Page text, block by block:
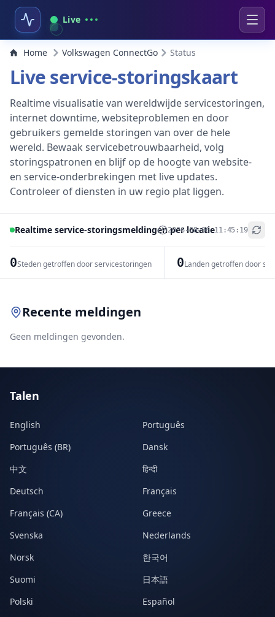
Live
Home Volkswagen ConnectGo Status
Live service-storingskaart
Realtime visualisatie van wereldwijde servicestoringen,
internet downtime, websiteproblemen en door
gebruikers gemelde storingen van over de hele
wereld. Bewaak servicebetrouwbaarheid, volg
storingspatronen en blijf op de hoogte van website-
en service-onderbrekingen met live updates.
Controleer of diensten in uw regio plat liggen.
Realtime service-storingsmeldingen per locatie
2026-08-06 11:45:19
0Steden getroffen door servicestoringen 0Landen getroffen door
+
Recente meldingen
Geen meldingen gevonden.
Talen
English
Português
Português (BR)
Dansk
中文
हिन्दी
Deutsch
Français
Français (CA)
Greece
Svenska
Nederlands
Norsk
한국어
Suomi
日本語
Polski
Español